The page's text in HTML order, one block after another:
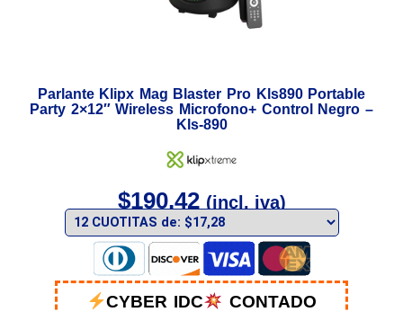
Parlante Klipx Mag Blaster Pro Kls890 Portable
Party 2×12″ Wireless Microfono+ Control Negro –
Kls-890
$190,42 (incl. iva)
CYBER IDC CONTADO